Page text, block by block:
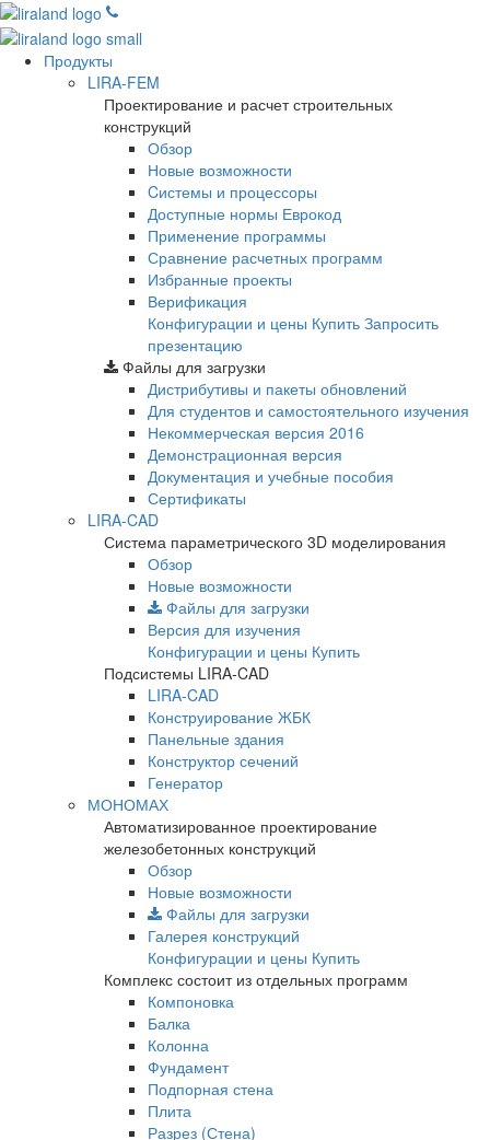
Продукты
LIRA-FEM
Проектирование и расчет строительных
конструкций
Обзор
Новые возможности
Cистемы и процессоры
Доступные нормы Еврокод
Применение программы
Сравнение расчетных программ
Избранные проекты
Верификация
Конфигурации и цены Купить Запросить
презентацию
Файлы для загрузки
Дистрибутивы и пакеты обновлений
Для студентов и самостоятельного изучения
Некоммерческая версия 2016
Демонстрационная версия
Документация и учебные пособия
Сертификаты
LIRA-CAD
Система параметрического 3D моделирования
Обзор
Новые возможности
Файлы для загрузки
Версия для изучения
Конфигурации и цены Купить
Подсистемы LIRA-CAD
LIRA-CAD
Конструирование ЖБК
Панельные здания
Конструктор сечений
Генератор
МОНОМАХ
Автоматизированное проектирование
железобетонных конструкций
Обзор
Новые возможности
Файлы для загрузки
Галерея конструкций
Конфигурации и цены Купить
Комплекс состоит из отдельных программ
Компоновка
Балка
Колонна
Фундамент
Подпорная стена
Плита
Разрез (Стена)